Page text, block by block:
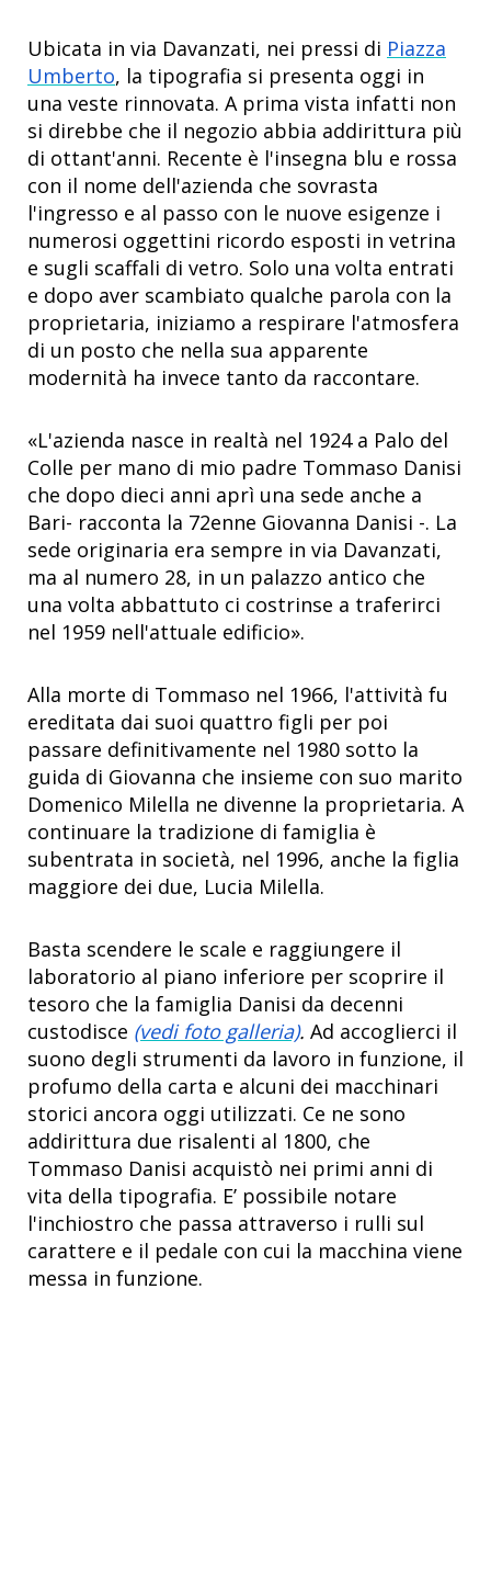
Ubicata in via Davanzati, nei pressi di Piazza
Umberto, la tipografia si presenta oggi in
una veste rinnovata. A prima vista infatti non
si direbbe che il negozio abbia addirittura più
di ottant'anni. Recente è l'insegna blu e rossa
con il nome dell'azienda che sovrasta
l'ingresso e al passo con le nuove esigenze i
numerosi oggettini ricordo esposti in vetrina
e sugli scaffali di vetro. Solo una volta entrati
e dopo aver scambiato qualche parola con la
proprietaria, iniziamo a respirare l'atmosfera
di un posto che nella sua apparente
modernità ha invece tanto da raccontare.
«L'azienda nasce in realtà nel 1924 a Palo del
Colle per mano di mio padre Tommaso Danisi
che dopo dieci anni aprì una sede anche a
Bari- racconta la 72enne Giovanna Danisi -. La
sede originaria era sempre in via Davanzati,
ma al numero 28, in un palazzo antico che
una volta abbattuto ci costrinse a traferirci
nel 1959 nell'attuale edificio».
Alla morte di Tommaso nel 1966, l'attività fu
ereditata dai suoi quattro figli per poi
passare definitivamente nel 1980 sotto la
guida di Giovanna che insieme con suo marito
Domenico Milella ne divenne la proprietaria. A
continuare la tradizione di famiglia è
subentrata in società, nel 1996, anche la figlia
maggiore dei due, Lucia Milella.
Basta scendere le scale e raggiungere il
laboratorio al piano inferiore per scoprire il
tesoro che la famiglia Danisi da decenni
custodisce (vedi foto galleria). Ad accoglierci il
suono degli strumenti da lavoro in funzione, il
profumo della carta e alcuni dei macchinari
storici ancora oggi utilizzati. Ce ne sono
addirittura due risalenti al 1800, che
Tommaso Danisi acquistò nei primi anni di
vita della tipografia. E’ possibile notare
l'inchiostro che passa attraverso i rulli sul
carattere e il pedale con cui la macchina viene
messa in funzione.